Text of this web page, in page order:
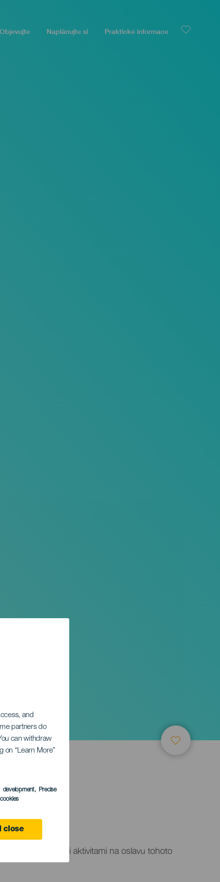
and
partners do
can withdraw
on “Learn More”
development, Precise
close
Naplánujte si Praktické informace
náboženskými aktivitami na oslavu tohoto